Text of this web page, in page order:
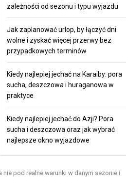
zależności od sezonu i typu wyjazdu
Jak zaplanować urlop, by łączyć dni
wolne i zyskać więcej przerwy bez
przypadkowych terminów
Kiedy najlepiej jechać na Karaiby: pora
sucha, deszczowa i huraganowa w
praktyce
Kiedy najlepiej jechać do Azji? Pora
sucha i deszczowa oraz jak wybrać
najlepsze okno wyjazdowe
pod realne warunki w danym sezonie i